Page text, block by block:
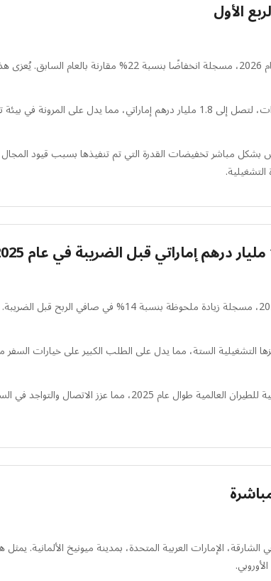
أعلنت العربية للطيران عن صافي ربح بلغ 278 مليون درهم إماراتي للربع
على الرغم من هذه التحديات، تمكنت الشركة من تحقيق زيادة بنسبة 1% في الإيرادات، لتصل إلى
5% على أساس سنوي، مما يعكس بشكل مباشر تخفيضات القدرة التي تم تنفيذها بسبب
أعلنت العربية للطيران عن أقوى أداء مالي وتشغيلي لها على الإطلاق للعام
عدد قياسي بلغ 21.8 مليون مسافر عبر مراكزها التشغيلية الستة، مما يدل على الطلب
كان العامل الرئيسي في هذا الأداء القياسي هو إضافة 30 مسارًا جديدًا إلى شبكة
الإمارات العربية المتحدة، بمدينة ميونيخ الألمانية.